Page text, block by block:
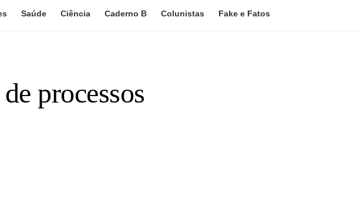
Saúde Ciência Caderno B Colunistas Fake e Fatos
processos